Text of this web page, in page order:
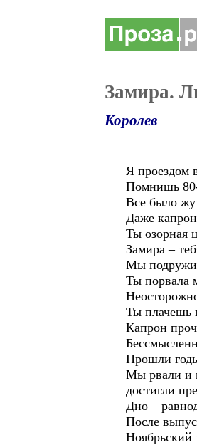
Замира.
Королев
Я проездом
Помнишь
Все было
Даже
Ты озорная
Замира –
Мы
Ты порвала
Ты плачешь
Капрон
Прошли
Мы рвали и
достигли
Дно –
После
Ноябрьский